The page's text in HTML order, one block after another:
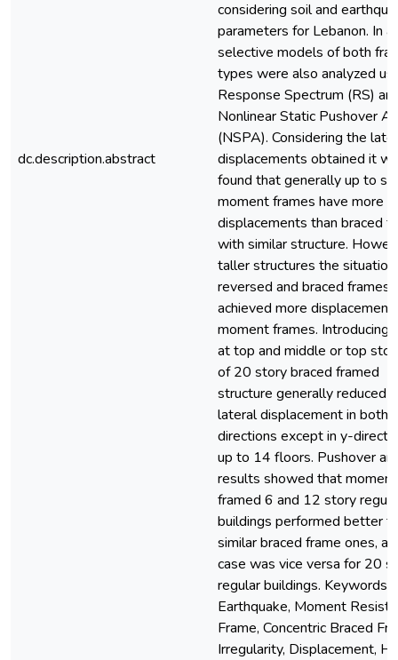
dc.description.abstract
considering soil and
parameters for Lebanon. In
selective models of both
types were also analyzed
Response Spectrum (RS)
Nonlinear Static Pushover
(NSPA). Considering the
displacements obtained it
found that generally up to
moment frames have more
displacements than braced
with similar structure.
taller structures the
reversed and braced frames
achieved more
moment frames. Introducing
at top and middle or top
of 20 story braced framed
structure generally reduced
lateral displacement in both
directions except in y-
up to 14 floors. Pushover
results showed that moment
framed 6 and 12 story
buildings performed better
similar braced frame ones,
case was vice versa for 20
regular buildings. Keywords:
Earthquake, Moment
Frame, Concentric Braced
Irregularity, Displacement,